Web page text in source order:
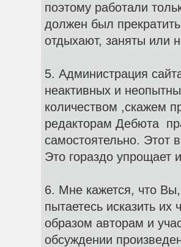
поэтому работали
должен был
отдыхают, заняты или
5. Администрация
неактивных и
количеством ,скажем
редакторам Дебюта
самостоятельно. Этот
Это гораздо упрощает
6. Мне кажется, что
пытаетесь исказить
образом авторам и
обсуждении